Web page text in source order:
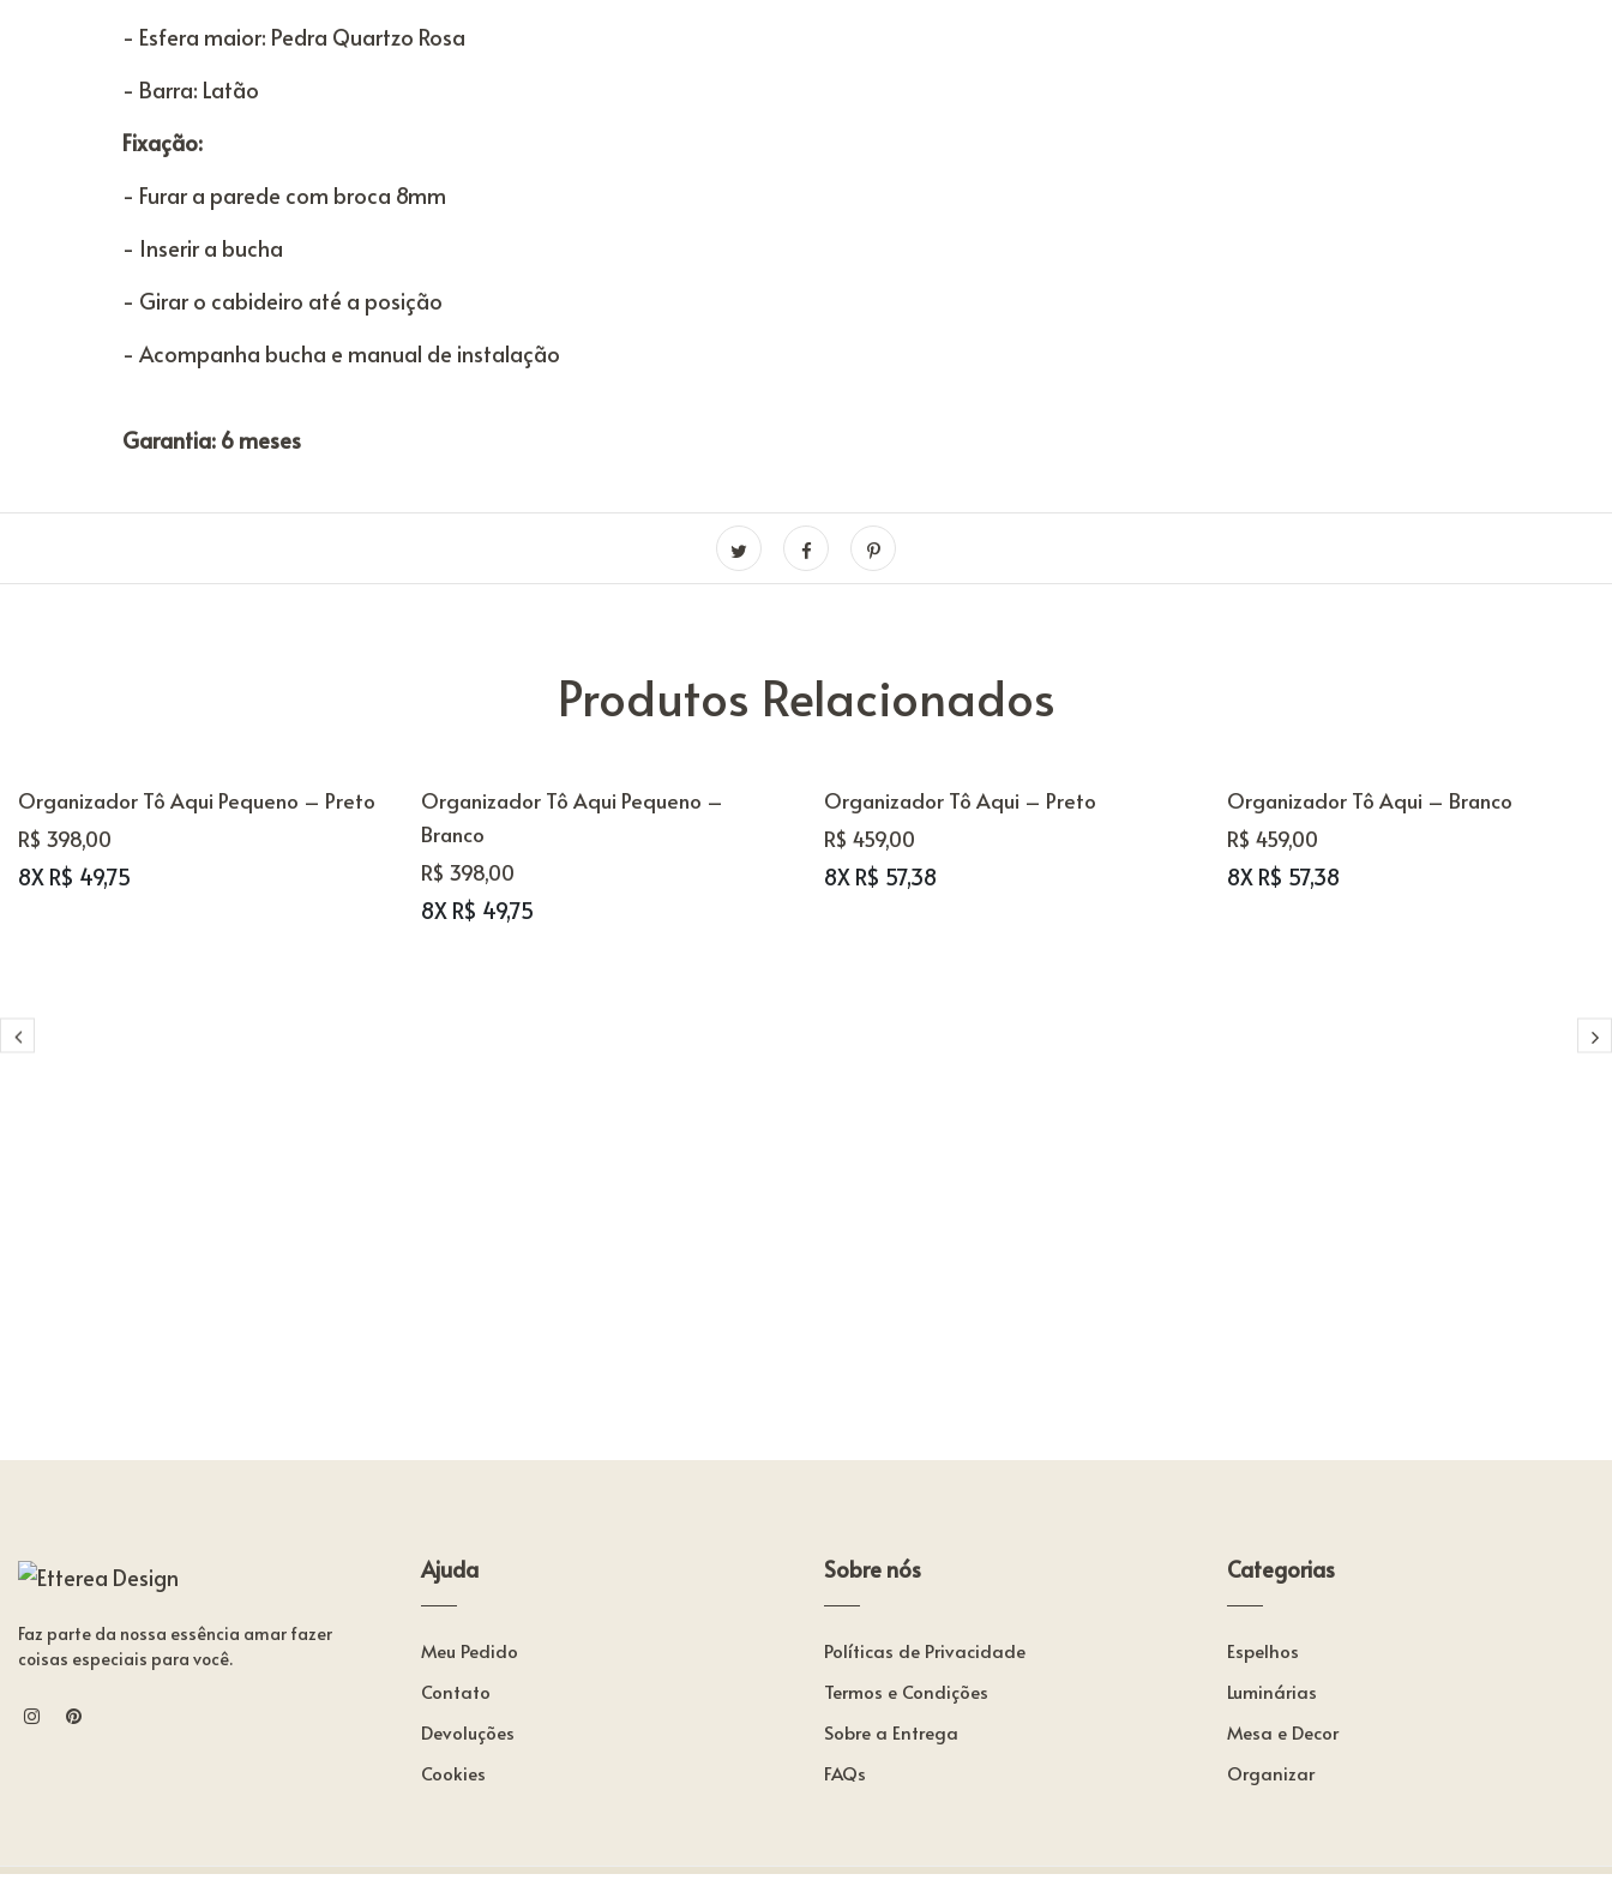
- Esfera maior: Pedra Quartzo Rosa
- Barra: Latão
Fixação:
- Furar a parede com broca 8mm
- Inserir a bucha
- Girar o cabideiro até a posição
- Acompanha bucha e manual de instalação
Garantia: 6 meses
Produtos Relacionados
Organizador Tô Aqui Pequeno – Preto
R$ 398,00
8X R$ 49,75
Organizador Tô Aqui Pequeno –
Branco
R$ 398,00
8X R$ 49,75
Organizador Tô Aqui – Preto
R$ 459,00
8X R$ 57,38
Organizador Tô Aqui – Branco
R$ 459,00
8X R$ 57,38
Faz parte da nossa essência amar fazer
coisas especiais para você.
Ajuda
Meu Pedido
Contato
Devoluções
Cookies
Sobre nós
Políticas de Privacidade
Termos e Condições
Sobre a Entrega
FAQs
Categorias
Espelhos
Luminárias
Mesa e Decor
Organizar